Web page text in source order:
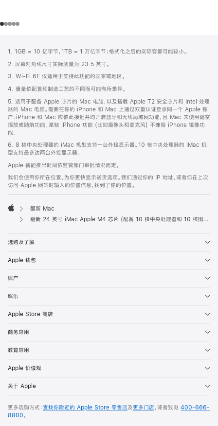
页
脚
注
1. 1GB = 10 亿字节，1TB = 1 万亿字节；格式化之后的实际容量可能较小。
2. 屏幕对角线尺寸实际测量为 23.5 英寸。
3. Wi-Fi 6E 仅适用于支持此功能的国家或地区。
4. 重量依配置和制造工艺的不同而可能有所差异。
5. 适用于配备 Apple 芯片的 Mac 电脑，以及搭载 Apple T2 安全芯片和 Intel 处理
器的 Mac 电脑。需要在你的 iPhone 和 Mac 上通过双重认证登录同一个 Apple 账
户；iPhone 和 Mac 应彼此接近并均开启蓝牙和无线局域网功能，且 Mac 未使用隔空
播放或随航功能。某些 iPhone 功能 (比如摄像头和麦克风) 不兼容 iPhone 镜像功
能。
6. 8 核中央处理器的 iMac 机型支持一台外接显示器。10 核中央处理器的 iMac 机
型支持最多达两台外接显示器。
Apple 智能推出时间依监管部门审批情况而定。
我们会使用你所在位置，为你更快显示送货选项。我们通过你的 IP 地址，或者你在上次
访问 Apple 网站时输入的位置信息，找到了你的位置。
Apple
翻新 Mac
翻新 24 英寸 iMac Apple M4 芯片 (配备 10 核中央处理器和 10 核图形处理器) 和千兆以太网端口 - 绿色
选购及了解
Apple 钱包
账户
娱乐
Apple Store 商店
商务应用
教育应用
Apple 价值观
关于 Apple
更多选购方式：查找你附近的 Apple Store 零售店及更多门店，或者致电 400-666-
8800。